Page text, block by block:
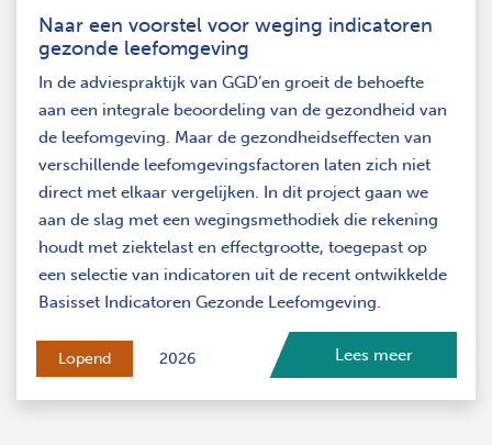
Naar een voorstel voor weging indicatoren
gezonde leefomgeving
In de adviespraktijk van GGD’en groeit de behoefte
aan een integrale beoordeling van de gezondheid van
de leefomgeving. Maar de gezondheidseffecten van
verschillende leefomgevingsfactoren laten zich niet
direct met elkaar vergelijken. In dit project gaan we
aan de slag met een wegingsmethodiek die rekening
houdt met ziektelast en effectgrootte, toegepast op
een selectie van indicatoren uit de recent ontwikkelde
Basisset Indicatoren Gezonde Leefomgeving.
Lopend 2026 Lees meer